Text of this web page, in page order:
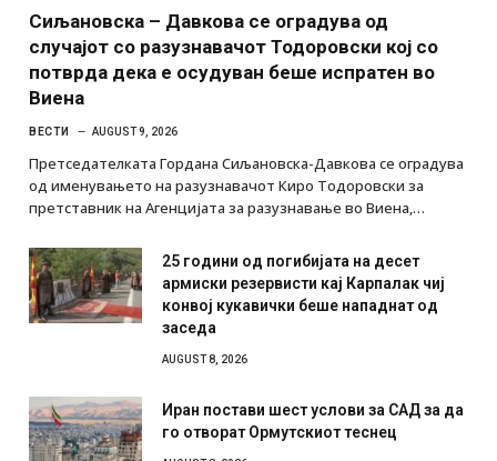
Сиљановска – Давкова се оградува од
случајот со разузнавачот Тодоровски кој со
потврда дека е осудуван беше испратен во
Виена
ВЕСТИ AUGUST 9, 2026
Претседателката Гордана Сиљановска-Давкова се оградува
од именувањето на разузнавачот Киро Тодоровски за
претставник на Агенцијата за разузнавање во Виена,…
25 години од погибијата на десет
армиски резервисти кај Карпалак чиј
конвој кукавички беше нападнат од
заседа
AUGUST 8, 2026
Иран постави шест услови за САД за да
го отворат Ормутскиот теснец